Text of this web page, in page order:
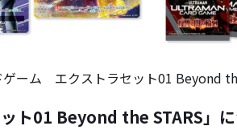
ーム エクストラセット01 Beyond
ト01 Beyond the STARS」